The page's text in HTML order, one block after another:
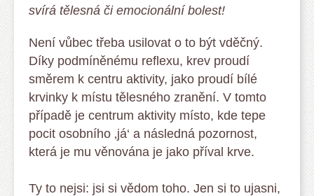
svírá tělesná či emocionální bolest!
Není vůbec třeba usilovat o to být vděčný.
Díky podmíněnému reflexu, krev proudí
směrem k centru aktivity, jako proudí bílé
krvinky k místu tělesného zranění. V tomto
případě je centrum aktivity místo, kde tepe
pocit osobního ‚já‘ a následná pozornost,
která je mu věnována je jako příval krve.
Ty to nejsi: jsi si vědom toho. Jen si to ujasni,